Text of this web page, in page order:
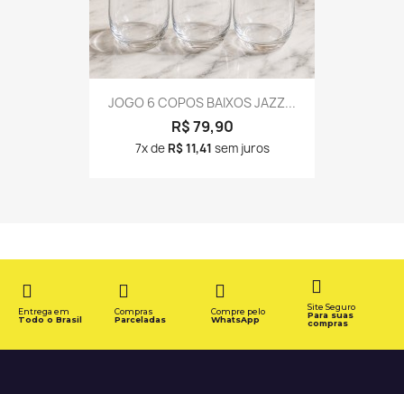
JOGO 6 COPOS BAIXOS JAZZ...
R$ 79,90
7x de R$ 11,41 sem juros
Entrega em
Todo o Brasil
Compras
Parceladas
Compre pelo
WhatsApp
Site Seguro
Para suas
compras